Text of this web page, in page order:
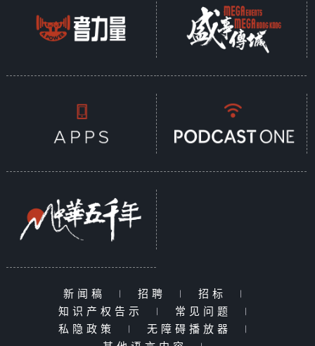
新闻稿 | 招聘 | 招标
|
知识产权告示
| 常见问题
|
私隐政策
| 无障碍播放器
|